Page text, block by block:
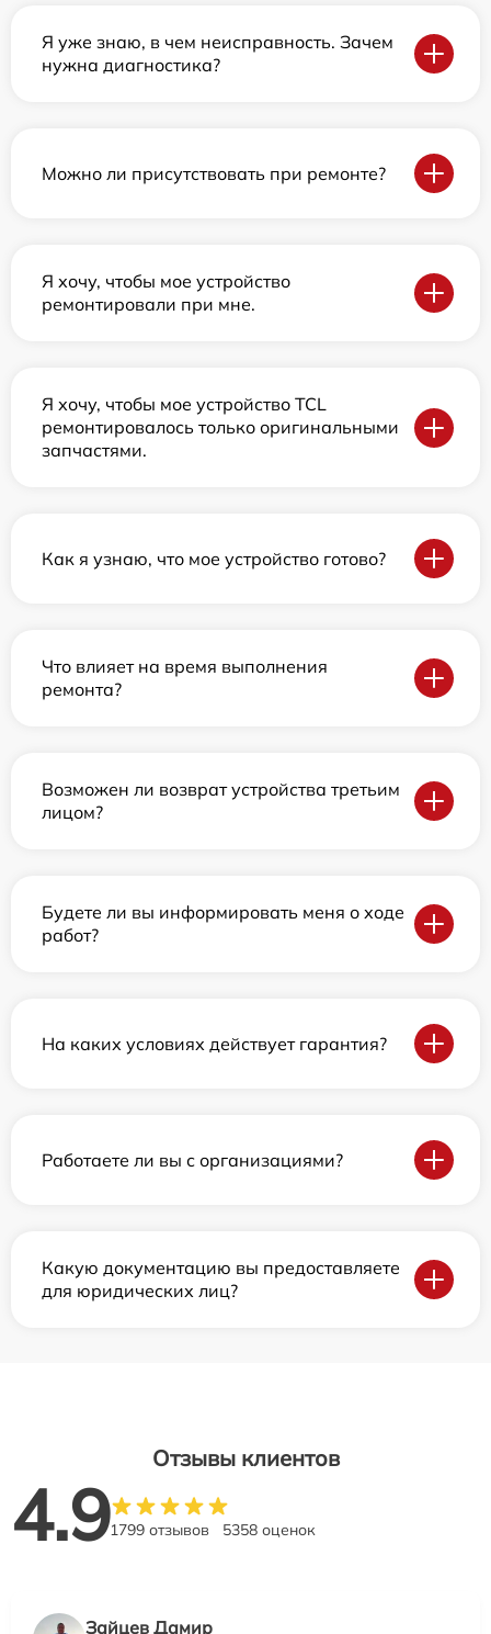
Я уже знаю, в чем неисправность. Зачем
нужна диагностика?
Можно ли присутствовать при ремонте?
Я хочу, чтобы мое устройство
ремонтировали при мне.
Я хочу, чтобы мое устройство TCL
ремонтировалось только оригинальными
запчастями.
Как я узнаю, что мое устройство готово?
Что влияет на время выполнения
ремонта?
Возможен ли возврат устройства третьим
лицом?
Будете ли вы информировать меня о ходе
работ?
На каких условиях действует гарантия?
Работаете ли вы с организациями?
Какую документацию вы предоставляете
для юридических лиц?
Отзывы клиентов
4.91799 отзывов 5358 оценок
Зайцев Дамир